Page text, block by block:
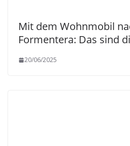
Mit dem Wohnmobil
Formentera: Das sind
20/06/2025